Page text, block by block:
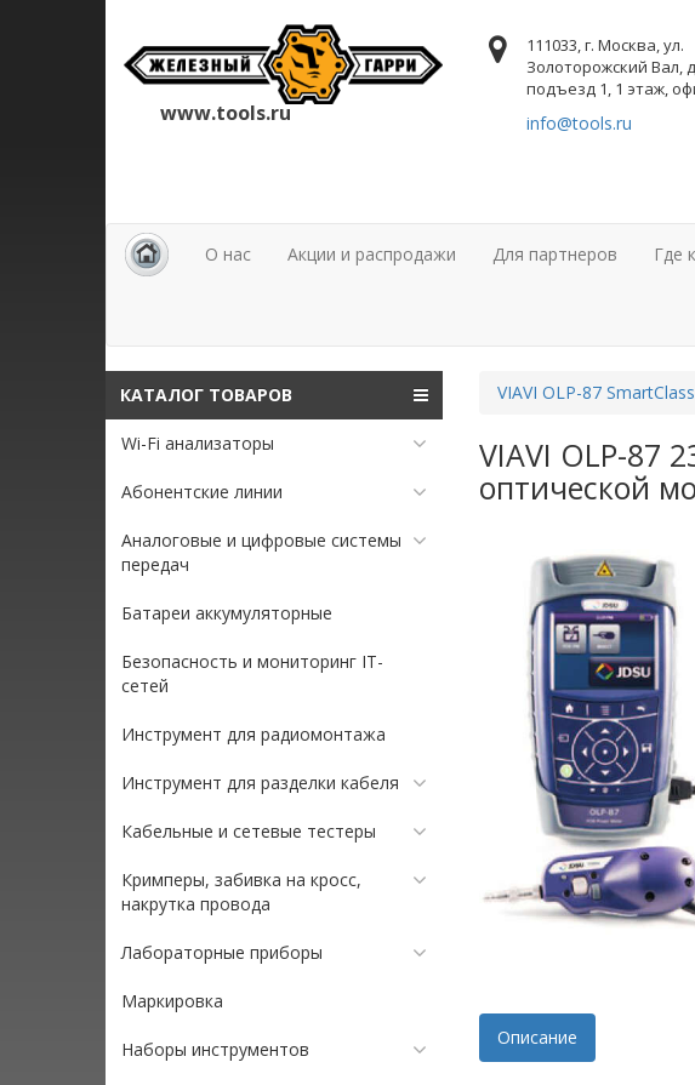
www.tools.ru
111033, г. Москва, ул.
Золоторожский Вал,
подъезд 1, 1 этаж,
info@tools.ru
О нас Акции и распродажи Для партнеров Где
КАТАЛОГ ТОВАРОВ
Wi-Fi анализаторы
Абонентские линии
Аналоговые и цифровые системы
передач
Батареи аккумуляторные
Безопасность и мониторинг IT-
сетей
Инструмент для радиомонтажа
Инструмент для разделки кабеля
Кабельные и сетевые тестеры
Кримперы, забивка на кросс,
накрутка провода
Лабораторные приборы
Маркировка
Наборы инструментов
VIAVI OLP-87
VIAVI OLP-87
оптической
Описание